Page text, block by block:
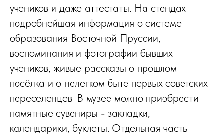
учеников и даже аттестаты. На стендах
подробнейшая информация о системе
образования Восточной Пруссии,
воспоминания и фотографии бывших
учеников, живые рассказы о прошлом
посёлка и о нелегком быте первых советских
переселенцев. В музее можно приобрести
памятные сувениры - закладки,
календарики, буклеты. Отдельная часть